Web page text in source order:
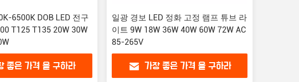
6500K DOB LED 전구
T125 T135 20W 30W
좋은 가격 을 구하라
일광 경보 LED 정화 고정 램프 튜브 라
이트 9W 18W 36W 40W 60W 72W AC
85-265V
가장 좋은 가격 을 구하라